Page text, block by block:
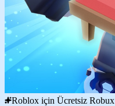
Roblox için Ücretsiz Robux